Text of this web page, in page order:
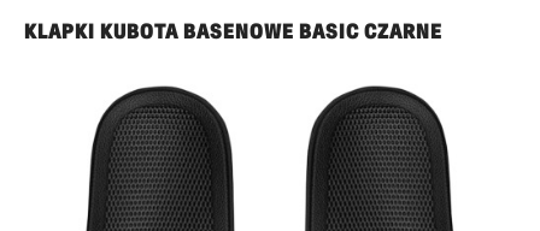
KLAPKI KUBOTA BASENOWE BASIC CZARNE